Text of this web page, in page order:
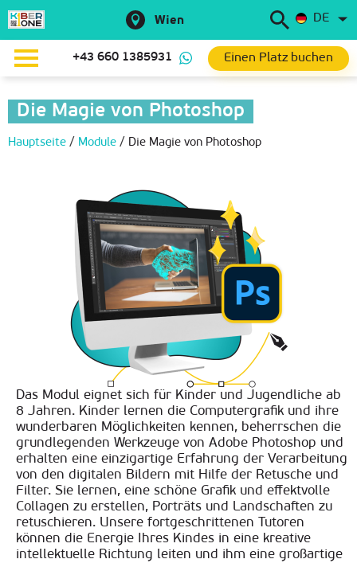
Wien DE
+43 660 1385931 Einen Platz buchen
Die Magie von Photoshop
Hauptseite / Module / Die Magie von Photoshop
Das Modul eignet sich für Kinder und Jugendliche ab
8 Jahren. Kinder lernen die Computergrafik und ihre
wunderbaren Möglichkeiten kennen, beherrschen die
grundlegenden Werkzeuge von Adobe Photoshop und
erhalten eine einzigartige Erfahrung der Verarbeitung
von den digitalen Bildern mit Hilfe der Retusche und
Filter. Sie lernen, eine schöne Grafik und effektvolle
Collagen zu erstellen, Porträts und Landschaften zu
retuschieren. Unsere fortgeschrittenen Tutoren
können die Energie Ihres Kindes in eine kreative
intellektuelle Richtung leiten und ihm eine großartige